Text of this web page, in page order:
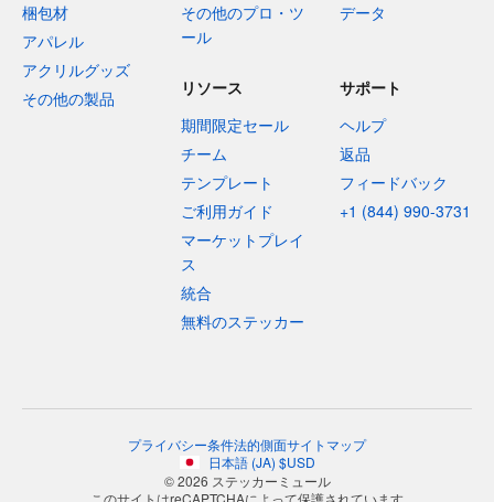
梱包材
アパレル
アクリルグッズ
その他の製品
その他のプロ・ツ
ール
データ
リソース
期間限定セール
チーム
テンプレート
ご利用ガイド
マーケットプレイ
ス
統合
無料のステッカー
サポート
ヘルプ
返品
フィードバック
+1 (844) 990-3731
プライバシー条件法的側面サイトマップ
日本語(JA) $USD
© 2026 ステッカーミュール